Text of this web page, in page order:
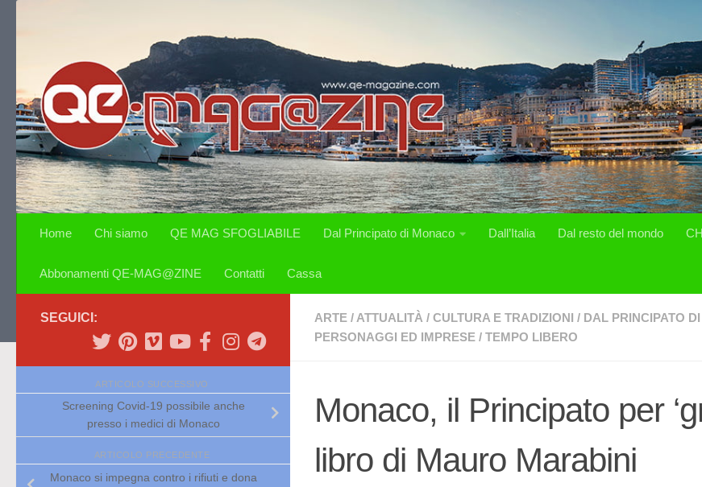
Home Chi siamo QE MAG SFOGLIABILE Dal Principato di Monaco Dall’Italia Dal resto del mondo
Abbonamenti QE-MAG@ZINE Contatti Cassa
ARTE / ATTUALITÀ / CULTURA E TRADIZIONI / DAL PRINCIPATO
PERSONAGGI ED IMPRESE / TEMPO LIBERO
Monaco, il Principato per
libro di Mauro Marabini
SEGUICI:
ARTICOLO SUCCESSIVO
Screening Covid-19 possibile anche
presso i medici di Monaco
ARTICOLO PRECEDENTE
Monaco si impegna contro i rifiuti e dona